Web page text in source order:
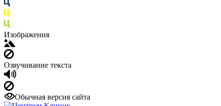
Изображения
Озвучивание текста
Обычная версия сайта